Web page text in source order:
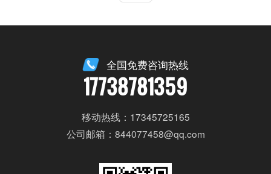
全国免费咨询热线
17738781359
移动热线：17345725165
公司邮箱：844077458@qq.com